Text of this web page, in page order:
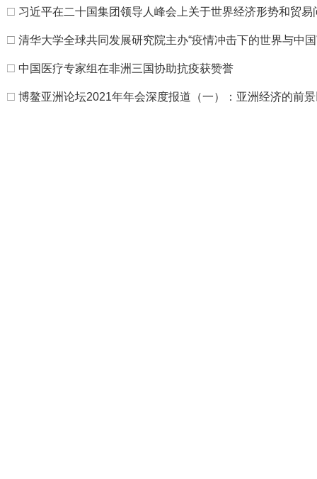
□ 习近平在二十国集团领导人峰会上关于世界经济形势和贸
□ 清华大学全球共同发展研究院主办“疫情冲击下的世界与中
□ 中国医疗专家组在非洲三国协助抗疫获赞誉
□ 博鳌亚洲论坛2021年年会深度报道（一）：亚洲经济的前